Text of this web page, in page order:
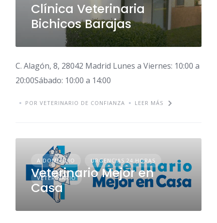
Clínica Veterinaria
Bichicos Barajas
C. Alagón, 8, 28042 Madrid Lunes a Viernes: 10:00 a
20:00Sábado: 10:00 a 14:00
POR VETERINARIO DE CONFIANZA LEER MÁS
A DOMICILIO URGENCIAS 24 HORAS
VETERINARIO
Veterinario Mejor en
Casa